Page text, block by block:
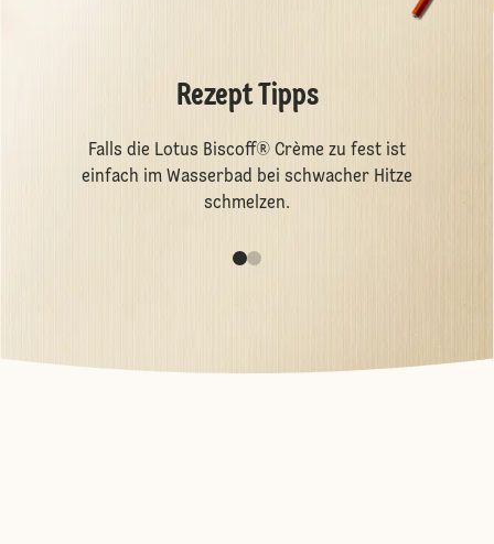
Rezept Tipps
Falls die Lotus Biscoff® Crème zu fest ist
einfach im Wasserbad bei schwacher Hitze
schmelzen.